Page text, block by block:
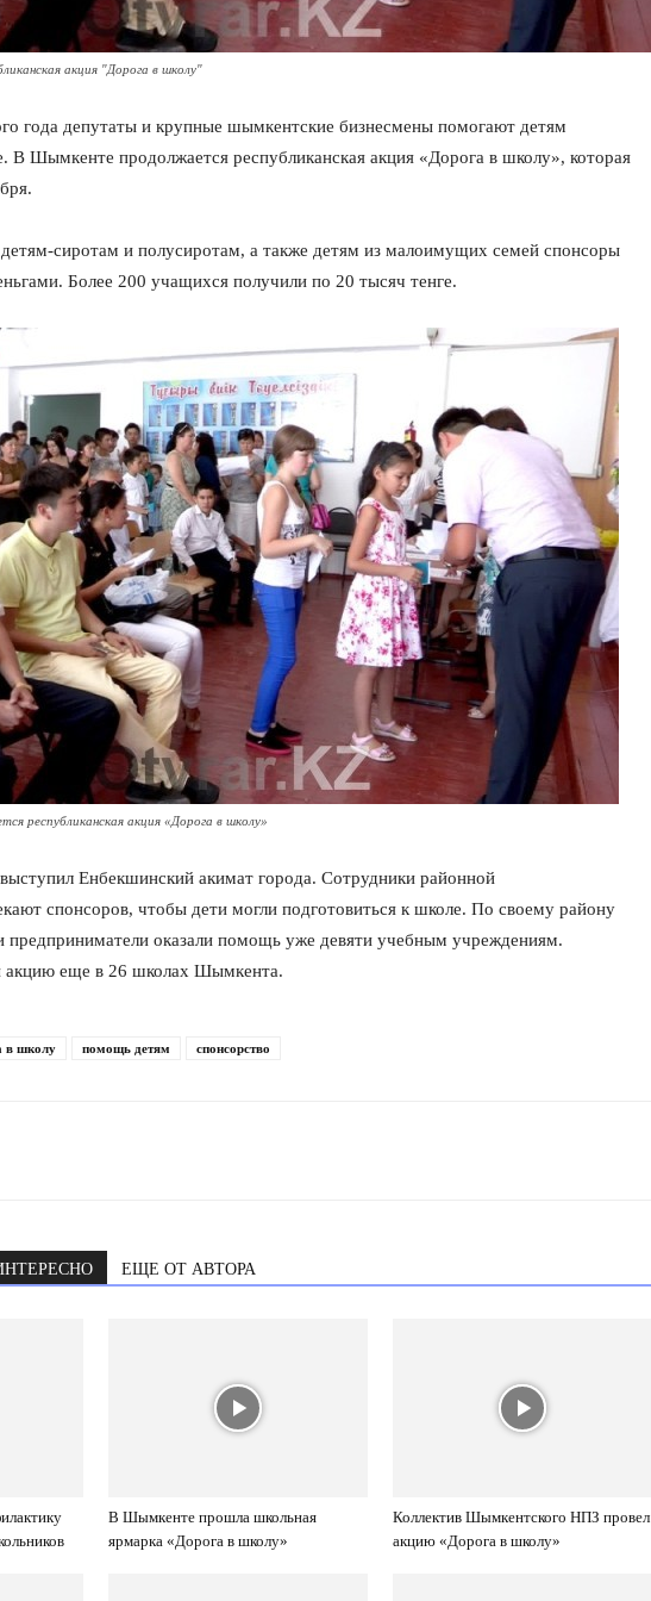
акция "Дорога в школу"
года депутаты и крупные шымкентские бизнесмены помогают детям
В Шымкенте продолжается республиканская акция «Дорога в школу», которая
сиротам и полусиротам, а также детям из малоимущих семей спонсоры
Более 200 учащихся получили по 20 тысяч тенге.
республиканская акция «Дорога в школу»
Енбекшинский акимат города. Сотрудники районной
спонсоров, чтобы дети могли подготовиться к школе. По своему району
предприниматели оказали помощь уже девяти учебным учреждениям.
акцию еще в 26 школах Шымкента.
в школу помощь детям спонсорство
ЕЩЕ ОТ АВТОРА
В Шымкенте прошла школьная
ярмарка «Дорога в школу»
Коллектив Шымкентского НПЗ провел
акцию «Дорога в школу»